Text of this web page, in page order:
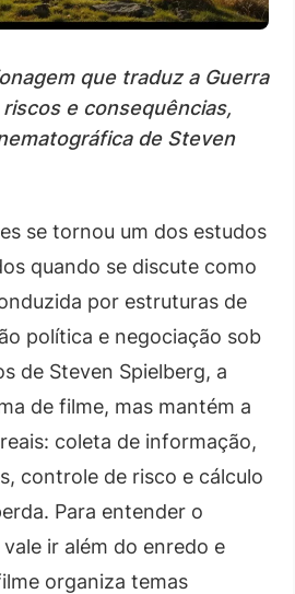
que traduz a Guerra
e consequências,
de Steven
se tornou um dos estudos
quando se discute como
por estruturas de
política e negociação sob
de Steven Spielberg, a
de filme, mas mantém a
coleta de informação,
controle de risco e cálculo
Para entender o
ir além do enredo e
organiza temas